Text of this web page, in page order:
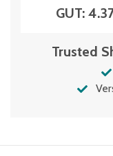
GUT:
Trusted